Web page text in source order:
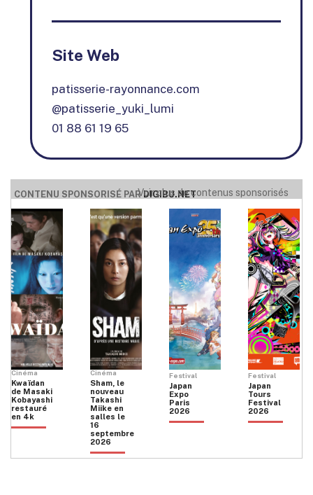
Site Web
patisserie-rayonnance.com
@patisserie_yuki_lumi
01 88 61 19 65
CONTENU SPONSORISÉ PARDIGIBU.NET
Voir plus de contenus sponsorisés
Cinéma
Kwaïdan
de Masaki
Kobayashi
restauré
en 4k
Cinéma
Sham, le
nouveau
Takashi
Miike en
salles le
16
septembre
2026
Festival
Japan
Expo
Paris
2026
Festival
Japan
Tours
Festival
2026